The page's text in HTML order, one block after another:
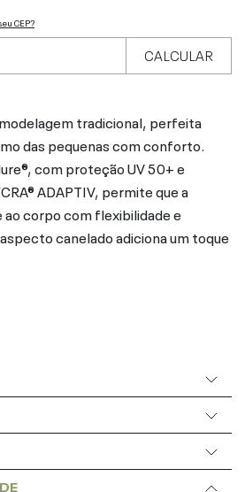
CEP?
CALCULAR
tradicional, perfeita
das pequenas com conforto.
com proteção UV 50+ e
ADAPTIV, permite que a
corpo com flexibilidade e
canelado adiciona um toque